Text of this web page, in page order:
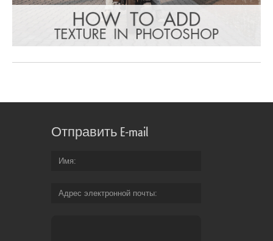
Отправить E-mail
Имя
Адрес электронной почты